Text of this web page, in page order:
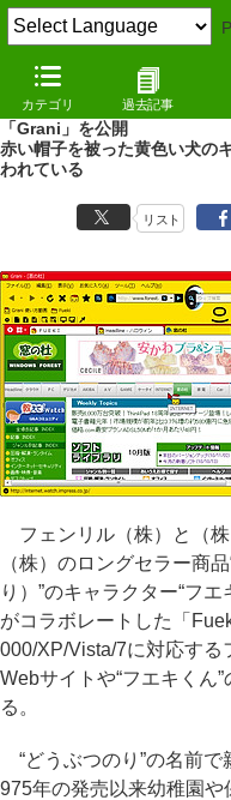
カテゴリ 過去記事
NEWS（10/11/04 14:37）
フェンリル、誰もがお世話に
「Grani」を公開
赤い帽子を被った黄色い犬の
われている
リスト
フェンリル（株）と（
（株）のロングセラー商
り）”のキャラクター“フ
がコラボレートした「
000/XP/Vista/7に対応する
Webサイトや“フエキくん
る。
“どうぶつのり”の名前で
975年の発売以来幼稚園